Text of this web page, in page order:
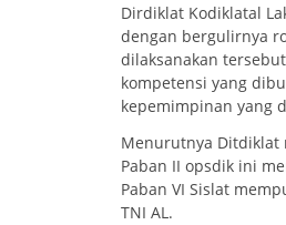
Dirdiklat Kodiklatal
dengan bergulirnya
dilaksanakan
kompetensi yang
kepemimpinan yang
Menurutnya Ditdiklat
Paban II opsdik ini
Paban VI Sislat
TNI AL.